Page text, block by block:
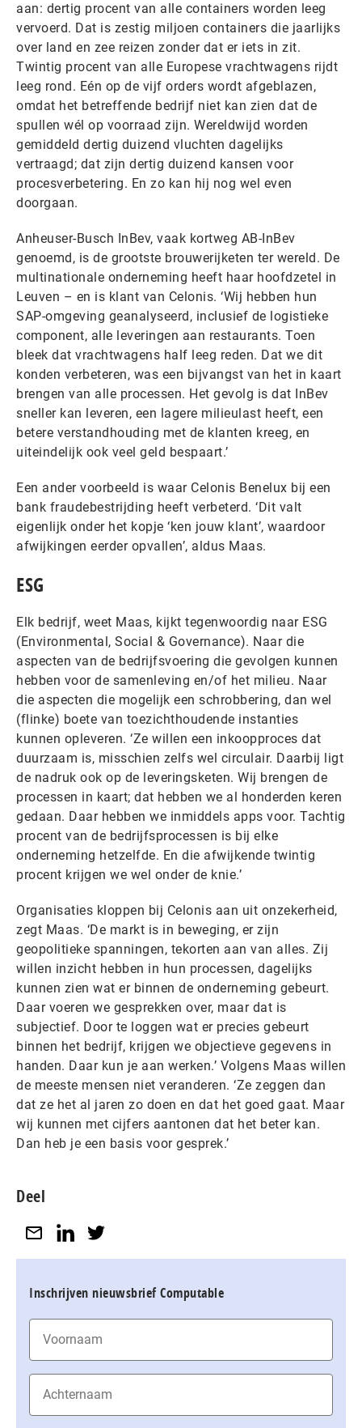
aan: dertig procent van alle containers worden leeg
vervoerd. Dat is zestig miljoen containers die jaarlijks
over land en zee reizen zonder dat er iets in zit.
Twintig procent van alle Europese vrachtwagens rijdt
leeg rond. Eén op de vijf orders wordt afgeblazen,
omdat het betreffende bedrijf niet kan zien dat de
spullen wél op voorraad zijn. Wereldwijd worden
gemiddeld dertig duizend vluchten dagelijks
vertraagd; dat zijn dertig duizend kansen voor
procesverbetering. En zo kan hij nog wel even
doorgaan.
Anheuser-Busch InBev, vaak kortweg AB-InBev
genoemd, is de grootste brouwerijketen ter wereld. De
multinationale onderneming heeft haar hoofdzetel in
Leuven – en is klant van Celonis. ‘Wij hebben hun
SAP-omgeving geanalyseerd, inclusief de logistieke
component, alle leveringen aan restaurants. Toen
bleek dat vrachtwagens half leeg reden. Dat we dit
konden verbeteren, was een bijvangst van het in kaart
brengen van alle processen. Het gevolg is dat InBev
sneller kan leveren, een lagere milieulast heeft, een
betere verstandhouding met de klanten kreeg, en
uiteindelijk ook veel geld bespaart.’
Een ander voorbeeld is waar Celonis Benelux bij een
bank fraudebestrijding heeft verbeterd. ‘Dit valt
eigenlijk onder het kopje ‘ken jouw klant’, waardoor
afwijkingen eerder opvallen’, aldus Maas.
ESG
Elk bedrijf, weet Maas, kijkt tegenwoordig naar ESG
(Environmental, Social & Governance). Naar die
aspecten van de bedrijfsvoering die gevolgen kunnen
hebben voor de samenleving en/of het milieu. Naar
die aspecten die mogelijk een schrobbering, dan wel
(flinke) boete van toezichthoudende instanties
kunnen opleveren. ‘Ze willen een inkoopproces dat
duurzaam is, misschien zelfs wel circulair. Daarbij ligt
de nadruk ook op de leveringsketen. Wij brengen de
processen in kaart; dat hebben we al honderden keren
gedaan. Daar hebben we inmiddels apps voor. Tachtig
procent van de bedrijfsprocessen is bij elke
onderneming hetzelfde. En die afwijkende twintig
procent krijgen we wel onder de knie.’
Organisaties kloppen bij Celonis aan uit onzekerheid,
zegt Maas. ‘De markt is in beweging, er zijn
geopolitieke spanningen, tekorten aan van alles. Zij
willen inzicht hebben in hun processen, dagelijks
kunnen zien wat er binnen de onderneming gebeurt.
Daar voeren we gesprekken over, maar dat is
subjectief. Door te loggen wat er precies gebeurt
binnen het bedrijf, krijgen we objectieve gegevens in
handen. Daar kun je aan werken.’ Volgens Maas willen
de meeste mensen niet veranderen. ‘Ze zeggen dan
dat ze het al jaren zo doen en dat het goed gaat. Maar
wij kunnen met cijfers aantonen dat het beter kan.
Dan heb je een basis voor gesprek.’
Deel
Inschrijven nieuwsbrief Computable